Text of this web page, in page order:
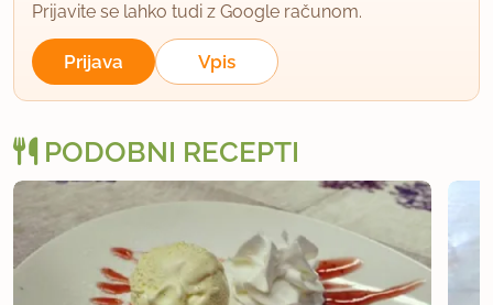
Prijavite se lahko tudi z Google računom.
Prijava Vpis
PODOBNI RECEPTI